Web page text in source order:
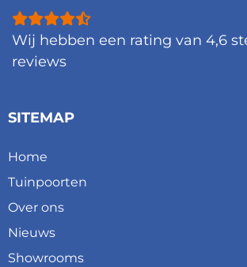
Wij hebben een rating van 4,6
reviews
SITEMAP
Home
Tuinpoorten
Over ons
Nieuws
Showrooms